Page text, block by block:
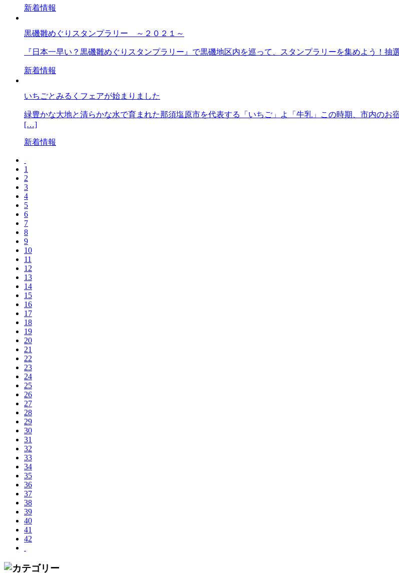
新着情報
黒磯雛めぐりスタンプラリー ～２０２１～
『日本一早い？黒磯雛めぐりスタンプラリー』で黒磯地区内を巡って、スタンプラリーを集めよう！抽
新着情報
いちごとみるくフェアが始まりました
緑豊かな大地と清らかな水で育まれた那須塩原市を代表する「いちご」よ「牛乳」この時期、市内の
[…]
新着情報
1
2
3
4
5
6
7
8
9
10
11
12
13
14
15
16
17
18
19
20
21
22
23
24
25
26
27
28
29
30
31
32
33
34
35
36
37
38
39
40
41
42